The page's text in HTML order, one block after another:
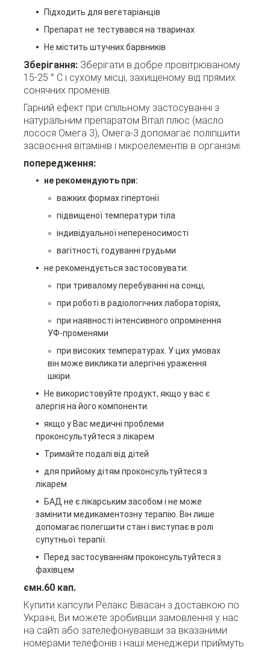
Підходить для вегетаріанців
Препарат не тестувався на тваринах
Не містить штучних барвників
Зберігання: Зберігати в добре провітрюваному
15-25 ° C і сухому місці, захищеному від прямих
сонячних променів.
Гарний ефект при спільному застосуванні з
натуральним препаратом Вітал плюс (масло
лосося Омега 3), Омега-3 допомагає поліпшити
засвоєння вітамінів і мікроелементів в організмі.
попередження:
не рекомендують при:
важких формах гіпертонії
підвищеної температури тіла
індивідуальної непереносимості
вагітності, годуванні грудьми
не рекомендується застосовувати:
при тривалому перебуванні на сонці,
при роботі в радіологічних лабораторіях,
при наявності інтенсивного опромінення
УФ-променями
при високих температурах. У цих умовах
він може викликати алергічні ураження
шкіри.
Не використовуйте продукт, якщо у вас є
алергія на його компоненти.
якщо у Вас медичні проблеми
проконсультуйтеся з лікарем
Тримайте подалі від дітей
для прийому дітям проконсультуйтеся з
лікарем
БАД не є лікарським засобом і не може
замінити медикаментозну терапію. Він лише
допомагає полегшити стан і виступає в ролі
супутньої терапії.
Перед застосуванням проконсультуйтеся з
фахівцем
ємн.60 кап.
Купити капсули Релакс Вівасан з доставкою по
Україні, Ви можете зробивши замовлення у нас
на сайті або зателефонувавши за вказаними
номерами телефонів і наші менеджери приймуть